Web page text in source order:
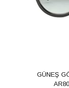
GÜNEŞ